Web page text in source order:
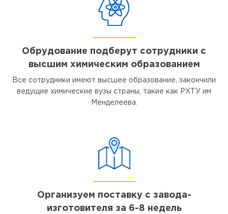
Обрудование подберут сотрудники с
высшим химическим образованием
Все сотрудники имеют высшее образование, закончили
ведущие химические вузы страны, такие как РХТУ им
Менделеева.
Организуем поставку с завода-
изготовителя за 6-8 недель